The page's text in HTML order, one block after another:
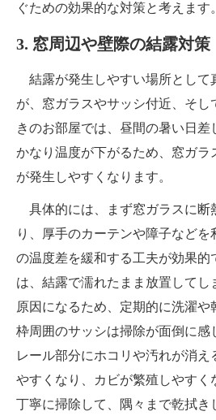
ぐための効果的な対策と考えます。
3. 窓周辺や壁際の結露対策
結露が発生しやすい場所として
が、窓ガラスやサッシ付近、そし
きのお部屋では、昼間の暑い日差
かなり温度が下がるため、窓ガラ
が発生しやすくなります。
具体的には、まず窓ガラスに断
り、厚手のカーテンや障子などを
の温度差を緩和する工夫が効果的
は、結露で濡れたまま放置してし
原因になるため、定期的に洗濯や
枠周囲のサッシは掃除が面倒に感
レール部分にホコリや汚れが消え
やすくなり、カビが繁殖しやすく
丁寧に掃除して、隅々まで乾拭き